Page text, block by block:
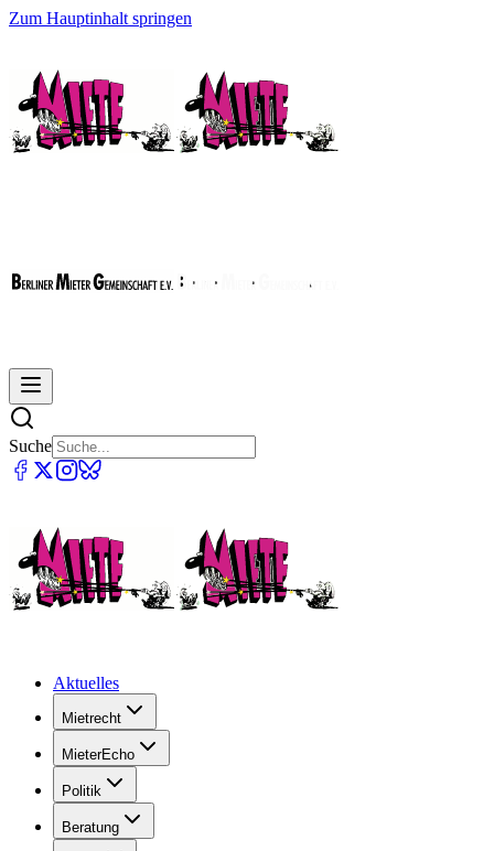
Zum Hauptinhalt springen
Suche
Aktuelles
Mietrecht
MieterEcho
Politik
Beratung